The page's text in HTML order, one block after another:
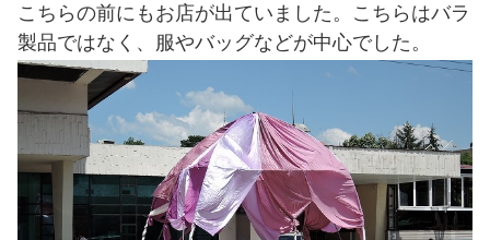
こちらの前にもお店が出ていました。こちらはバラ
製品ではなく、服やバッグなどが中心でした。